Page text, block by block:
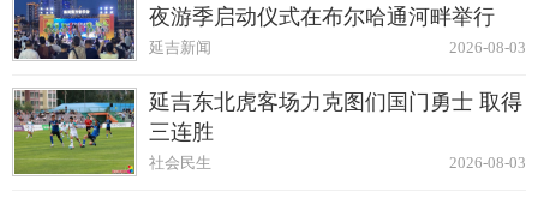
夜游季启动仪式在布尔哈通河畔举行
2026-08-03
延吉新闻
延吉东北虎客场力克图们国门勇士 取得
三连胜
2026-08-03
社会民生